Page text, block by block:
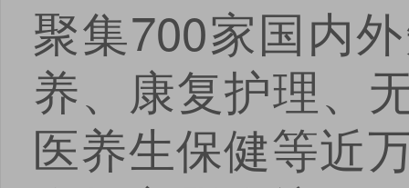
聚集700家国内
养、康复护理、
医养生保健等近